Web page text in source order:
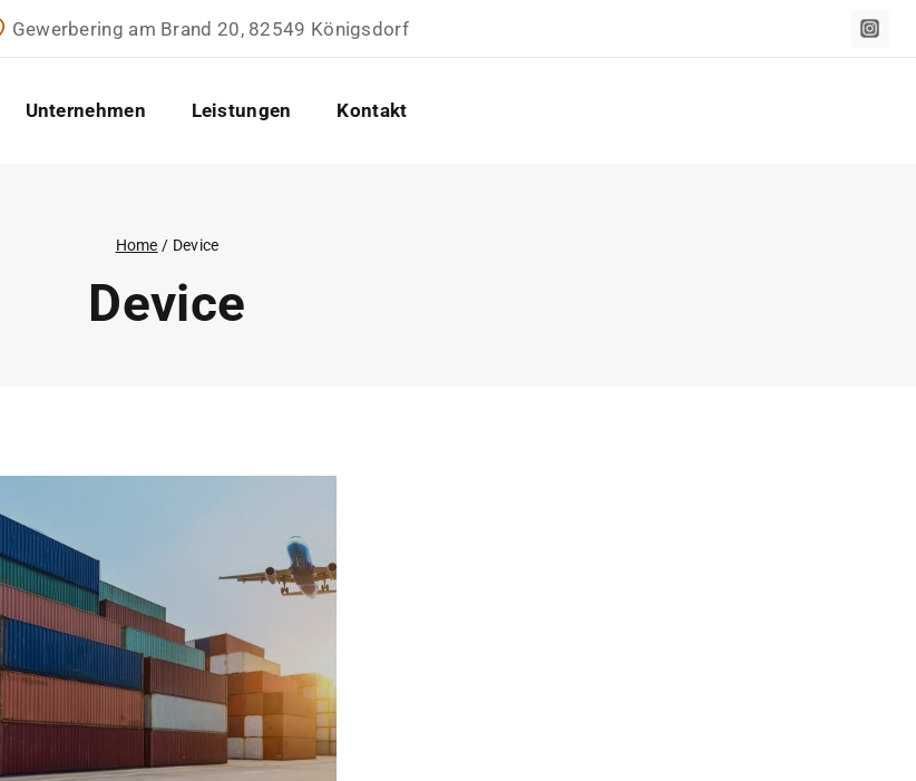
Gewerbering am Brand 20, 82549 Königsdorf
Unternehmen Leistungen Kontakt
Home / Device
Device